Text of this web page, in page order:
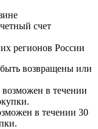
счет
регионов России
возвращены или
возможен в течении
в течении 30